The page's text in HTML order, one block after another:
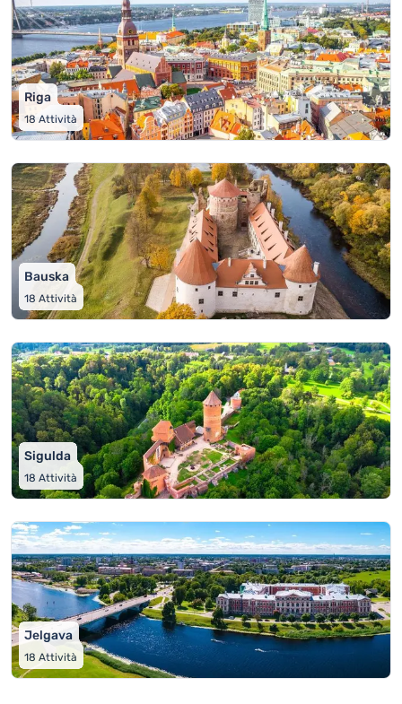
Riga
18 Attività
Bauska
18 Attività
Sigulda
18 Attività
Jelgava
18 Attività